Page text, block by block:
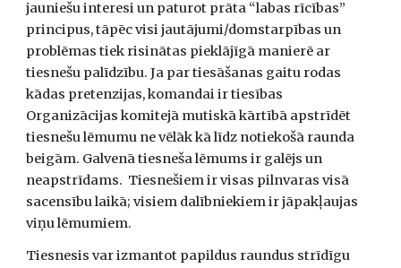
jauniešu interesi un paturot prāta “labas rīcības”
principus, tāpēc visi jautājumi/domstarpības un
problēmas tiek risinātas pieklājīgā manierē ar
tiesnešu palīdzību. Ja par tiesāšanas gaitu rodas
kādas pretenzijas, komandai ir tiesības
Organizācijas komitejā mutiskā kārtībā apstrīdēt
tiesnešu lēmumu ne vēlāk kā līdz notiekošā raunda
beigām. Galvenā tiesneša lēmums ir galējs un
neapstrīdams.  Tiesnešiem ir visas pilnvaras visā
sacensību laikā; visiem dalībniekiem ir jāpakļaujas
viņu lēmumiem.
Tiesnesis var izmantot papildus raundus strīdīgu